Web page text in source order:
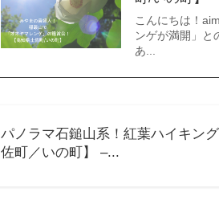
こんにちは！
ンゲが満開」と
あ...
パノラマ石鎚山系！紅葉ハイキン
佐町／いの町】 –...